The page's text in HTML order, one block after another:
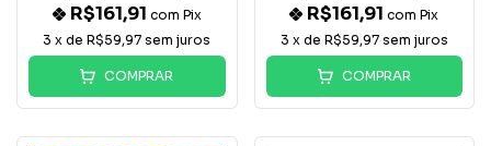
R$161,91 com Pix
3 x deR$59,97 sem juros
COMPRAR
R$161,91com Pix
3 x de R$59,97 sem juros
COMPRAR